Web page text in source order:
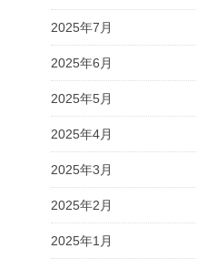
2025年7月
2025年6月
2025年5月
2025年4月
2025年3月
2025年2月
2025年1月